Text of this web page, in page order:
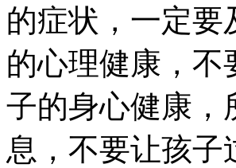
的症状，一定要
的心理健康，不
子的身心健康，
息，不要让孩子